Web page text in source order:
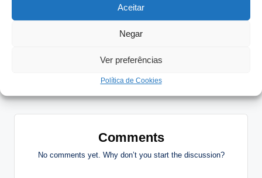
Aceitar
Negar
Ver preferências
Política de Cookies
navigation
empreendedorismo
qualquer laço familiar
Comments
No comments yet. Why don’t you start the discussion?